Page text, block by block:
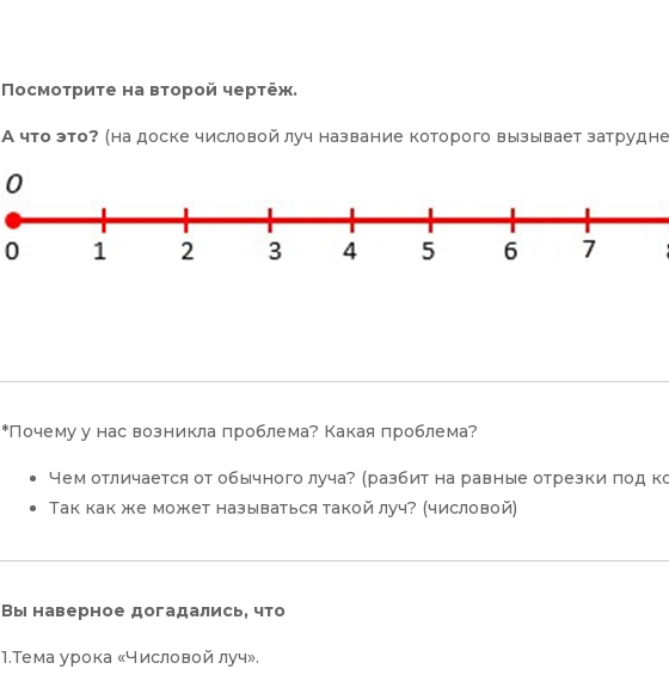
Посмотрите на второй чертёж.
А что это? (на доске числовой луч название которого вызывает
*Почему у нас возникла проблема? Какая проблема?
Чем отличается от обычного луча? (разбит на равные отрезки под
Так как же может называться такой луч? (числовой)
Вы наверное догадались, что
1.Тема урока «Числовой луч».